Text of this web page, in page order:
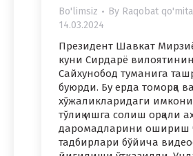
Bo'limsiz By Raqobat
14.03.2024
Президент Шавкат
куни Сирдарё
Сайхунобод туманига
буюрди. Бу ерда томорқа
хўжаликларидаги
тўлиқ ишга солиш орқали
даромадларини ошириш
тадбирлари бўйича